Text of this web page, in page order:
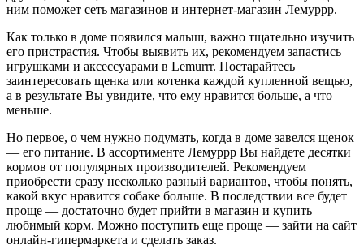
ним поможет сеть магазинов и интернет-магазин Лемуррр.
Как только в доме появился малыш, важно тщательно изучить
его пристрастия. Чтобы выявить их, рекомендуем запастись
игрушками и аксессуарами в Lemurrr. Постарайтесь
заинтересовать щенка или котенка каждой купленной вещью,
а в результате Вы увидите, что ему нравится больше, а что —
меньше.
Но первое, о чем нужно подумать, когда в доме завелся щенок
— его питание. В ассортименте Лемуррр Вы найдете десятки
кормов от популярных производителей. Рекомендуем
приобрести сразу несколько разный вариантов, чтобы понять,
какой вкус нравится собаке больше. В последствии все будет
проще — достаточно будет прийти в магазин и купить
любимый корм. Можно поступить еще проще — зайти на сайт
онлайн-гипермаркета и сделать заказ.